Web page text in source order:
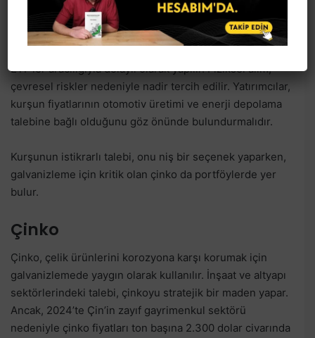
raporuna göre 2024’te talepte %2,9’luk artış bekleniyor.
ETF’ler aracılığıyla dolaylı olarak yapılır. Fiziksel alım,
çevresel riskler nedeniyle nadir tercih edilir. Yatırımcılar,
kurşun fiyatlarının otomotiv üretimi ve enerji depolama
talebine bağlı olduğunu göz önünde bulundurmalıdır.
Kurşunun istikrarlı talebi, onu niş bir seçenek yaparken,
galvanizleme için kritik olan çinko da portföylerde yer
bulur.
Çinko
Çinko, çelik ürünlerini korozyona karşı korumak için
galvanizlemede yaygın olarak kullanılır. İnşaat ve altyapı
sektörlerindeki talebi, çinkoyu stratejik bir maden yapar.
Ancak, 2024’te Çin’in zayıf gayrimenkul sektörü
nedeniyle çinko fiyatları ton başına 2.300 dolar civarında